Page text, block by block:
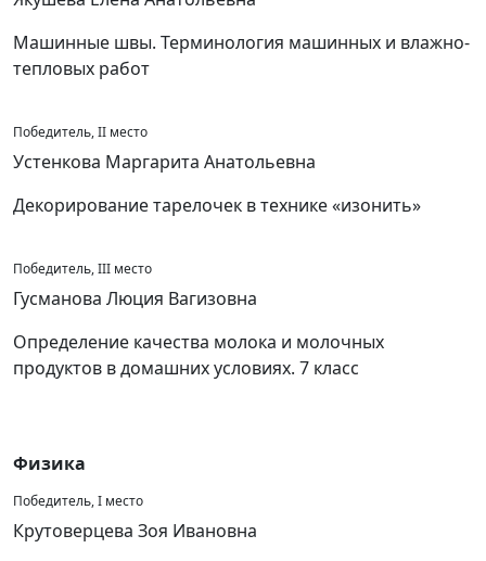
Машинные швы. Терминология машинных и влажно-
тепловых работ
Победитель, II место
Устенкова Маргарита Анатольевна
Декорирование тарелочек в технике «изонить»
Победитель, III место
Гусманова Люция Вагизовна
Определение качества молока и молочных
продуктов в домашних условиях. 7 класс
Физика
Победитель, I место
Крутоверцева Зоя Ивановна